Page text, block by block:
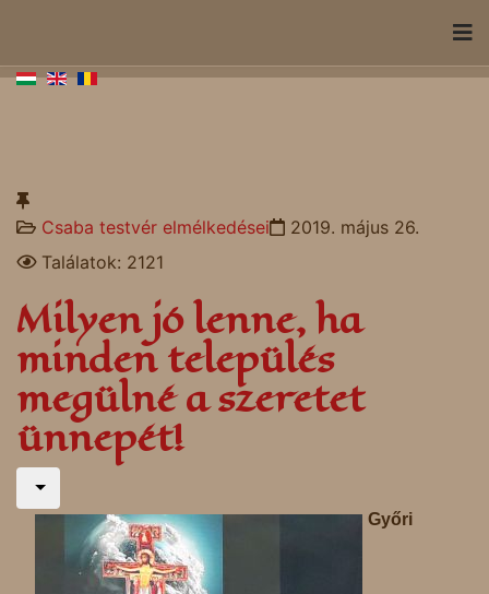
Csaba testvér elmélkedései
2019. május 26.
Találatok: 2121
Milyen jó lenne, ha
minden település
megülné a szeretet
ünnepét!
Győri